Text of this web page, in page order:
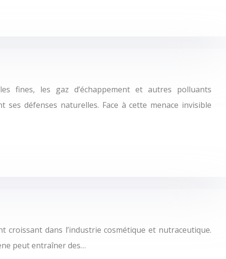
fines, les gaz d’échappement et autres polluants
défenses naturelles. Face à cette menace invisible
croissant dans l’industrie cosmétique et nutraceutique.
peut entraîner des…